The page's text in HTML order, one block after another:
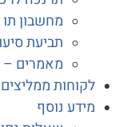
מחשבון תו נכה
תביעת סיעודי
מאמרים – מימוש
ממליצים
נוסף